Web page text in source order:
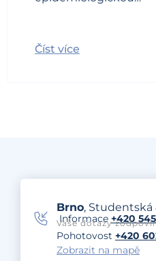
Číst více
Brno, Studentská
Informace +420 545
Vaše dotazy
Pohotovost +420
Zobrazit na mapě